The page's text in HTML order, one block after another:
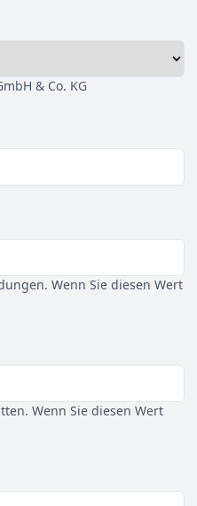
& Co. KG
Wenn Sie diesen Wert
Wenn Sie diesen Wert